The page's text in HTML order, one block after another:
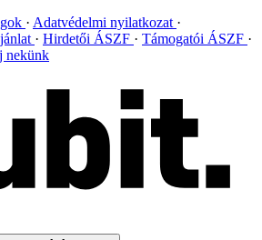
Adatvédelmi nyilatkozat
Hirdetői ÁSZF
Támogatói ÁSZF
nekünk